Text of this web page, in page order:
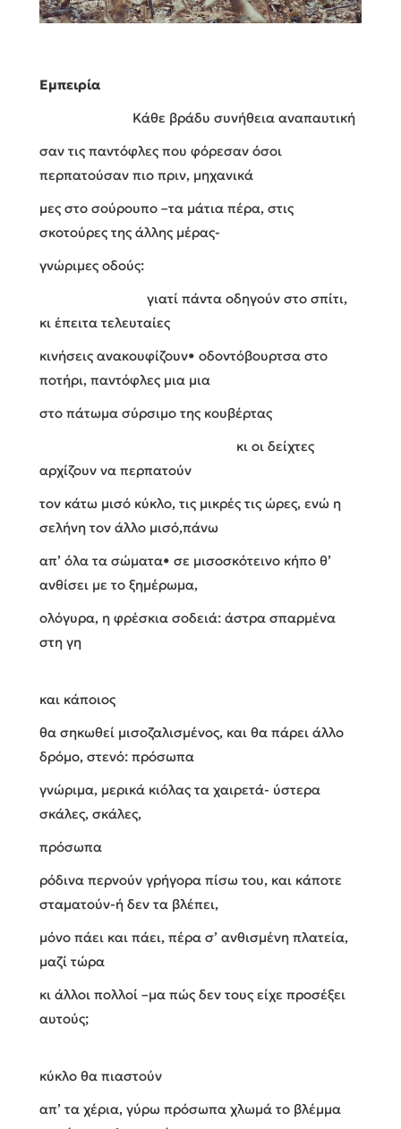
Εμπειρία
Κάθε βράδυ συνήθεια αναπαυτική
σαν τις παντόφλες που φόρεσαν όσοι
περπατούσαν πιο πριν, μηχανικά
μες στο σούρουπο –τα μάτια πέρα, στις
σκοτούρες της άλλης μέρας-
γνώριμες οδούς:
γιατί πάντα οδηγούν στο σπίτι,
κι έπειτα τελευταίες
κινήσεις ανακουφίζουν• οδοντόβουρτσα στο
ποτήρι, παντόφλες μια μια
στο πάτωμα σύρσιμο της κουβέρτας
κι οι δείχτες
αρχίζουν να περπατούν
τον κάτω μισό κύκλο, τις μικρές τις ώρες, ενώ η
σελήνη τον άλλo μισό,πάνω
απ’ όλα τα σώματα• σε μισοσκότεινο κήπο θ’
ανθίσει με το ξημέρωμα,
ολόγυρα, η φρέσκια σοδειά: άστρα σπαρμένα
στη γη
και κάποιος
θα σηκωθεί μισοζαλισμένος, και θα πάρει άλλο
δρόμο, στενό: πρόσωπα
γνώριμα, μερικά κιόλας τα χαιρετά- ύστερα
σκάλες, σκάλες,
πρόσωπα
ρόδινα περνούν γρήγορα πίσω του, και κάποτε
σταματούν-ή δεν τα βλέπει,
μόνο πάει και πάει, πέρα σ’ ανθισμένη πλατεία,
μαζί τώρα
κι άλλοι πολλοί –μα πώς δεν τους είχε προσέξει
αυτούς;
κύκλο θα πιαστούν
απ’ τα χέρια, γύρω πρόσωπα χλωμά το βλέμμα